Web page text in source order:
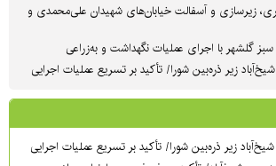
زیرسازی و آسفالت خیابان‌های شهیدان علی‌محمدی و
گلشهر با اجرای عملیات نگهداشت و به‌زراعی
زیر ذره‌بین شورا/ تأکید بر تسریع عملیات اجرایی
زیر ذره‌بین شورا/ تأکید بر تسریع عملیات اجرایی